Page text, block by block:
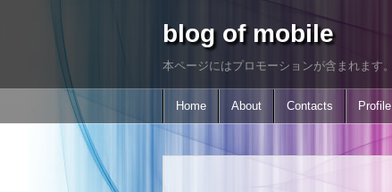
blog of mobile
本ページにはプロモーションが含まれます。
Home About Contacts Profile